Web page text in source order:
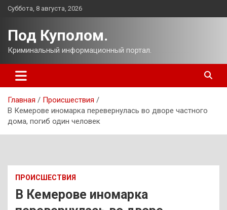
Перейти
Суббота, 8 августа, 2026
Под Куполом.
Криминальный информационный портал.
Главная
Происшествия
В Кемерове иномарка перевернулась во дворе частного
дома, погиб один человек
ПРОИСШЕСТВИЯ
В Кемерове иномарка